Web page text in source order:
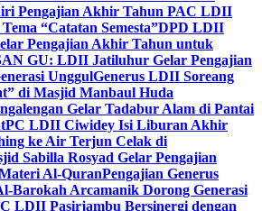
Pengajian Akhir Tahun PAC LDII
“Catatan Semesta”DPD LDII
Pengajian Akhir Tahun untuk
GU: LDII Jatiluhur Gelar Pengajian
UnggulGenerus LDII Soreang
di Masjid Manbaul Huda
Gelar Tadabur Alam di Pantai
PC LDII Ciwidey Isi Liburan Akhir
ke Air Terjun Celak di
Sabilla Rosyad Gelar Pengajian
Al-QuranPengajian Generus
Barokah Arcamanik Dorong Generasi
LDII Pasirjambu Bersinergi dengan